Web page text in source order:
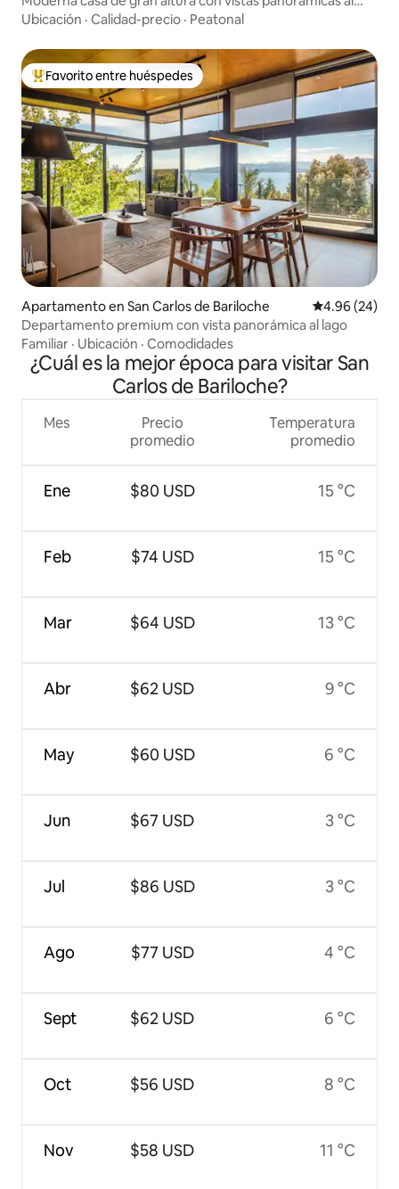
lago Moreno
Ubicación · Calidad-precio · Peatonal
Favorito entre huéspedes preferido
Favorito entre huéspedes
Apartamento en San Carlos de Bariloche Calificación
4.96 (24)
Departamento premium con vista panorámica al lago
Familiar · Ubicación · Comodidades
¿Cuál es la mejor época para visitar San
Carlos de Bariloche?
Mes
Ene
Feb
Mar
Abr
May
Jun
Jul
Ago
Sept
Oct
Nov
Precio
promedio
$80 USD
$74 USD
$64 USD
$62 USD
$60 USD
$67 USD
$86 USD
$77 USD
$62 USD
$56 USD
$58 USD
Temperatura
promedio
15 °C
15 °C
13 °C
9 °C
6 °C
3 °C
3 °C
4 °C
6 °C
8 °C
11 °C